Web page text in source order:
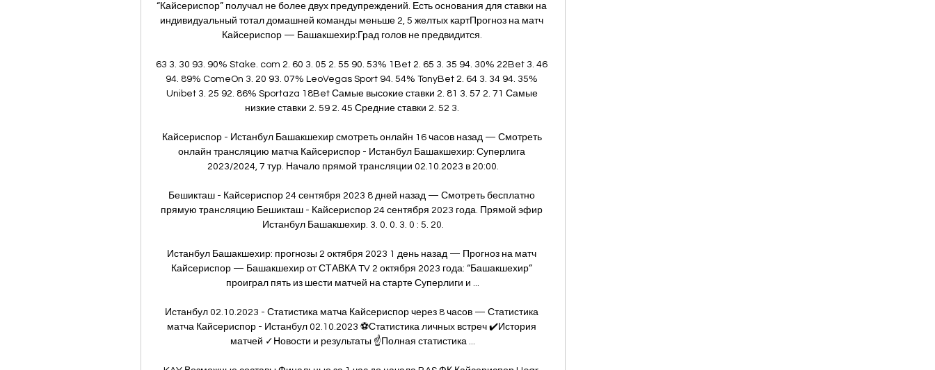
“Кайсериспор” получал не более двух предупреждений. Есть основания для ставки на
индивидуальный тотал домашней команды меньше 2, 5 желтых картПрогноз на матч
Кайсериспор — Башакшехир:Град голов не предвидится.
63 3. 30 93. 90% Stake. com 2. 60 3. 05 2. 55 90. 53% 1Bet 2. 65 3. 35 94. 30% 22Bet 3. 46
94. 89% ComeOn 3. 20 93. 07% LeoVegas Sport 94. 54% TonyBet 2. 64 3. 34 94. 35%
Unibet 3. 25 92. 86% Sportaza 18Bet Самые высокие ставки 2. 81 3. 57 2. 71 Самые
низкие ставки 2. 59 2. 45 Средние ставки 2. 52 3.
Кайсериспор - Истанбул Башакшехир смотреть онлайн 16 часов назад — Смотреть
онлайн трансляцию матча Кайсериспор - Истанбул Башакшехир: Суперлига
2023/2024, 7 тур. Начало прямой трансляции 02.10.2023 в 20:00.
Бешикташ - Кайсериспор 24 сентября 2023 8 дней назад — Смотреть бесплатно
прямую трансляцию Бешикташ - Кайсериспор 24 сентября 2023 года. Прямой эфир
Истанбул Башакшехир. 3. 0. 0. 3. 0 : 5. 20.
Истанбул Башакшехир: прогнозы 2 октября 2023 1 день назад — Прогноз на матч
Кайсериспор — Башакшехир от СТАВКА TV 2 октября 2023 года: “Башакшехир”
проиграл пять из шести матчей на старте Суперлиги и ...
Истанбул 02.10.2023 - Статистика матча Кайсериспор через 8 часов — Статистика
матча Кайсериспор - Истанбул 02.10.2023 ⚽Статистика личных встреч ✔️История
матчей ✓Новости и результаты ☝Полная статистика ...